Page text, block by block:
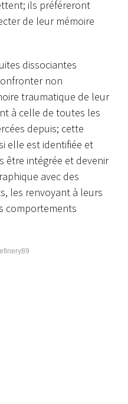
ils préféreront
de leur mémoire
dissociantes
non
traumatique de leur
à celle de toutes les
depuis; cette
elle est identifiée et
être intégrée et devenir
avec des
les renvoyant à leurs
comportements